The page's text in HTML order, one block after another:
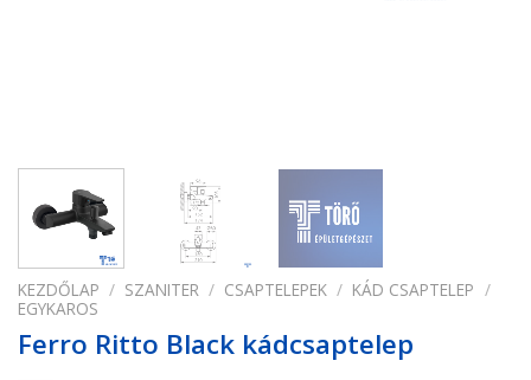
KEZDŐLAP / SZANITER / CSAPTELEPEK / KÁD CSAPTELEP /
EGYKAROS
Ferro Ritto Black kádcsaptelep